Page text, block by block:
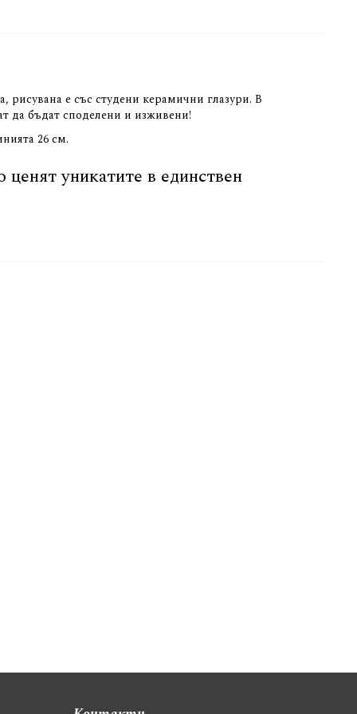
е със студени керамични глазури. В
да бъдат споделени и изживени!
26 см.
уникатите в единствен